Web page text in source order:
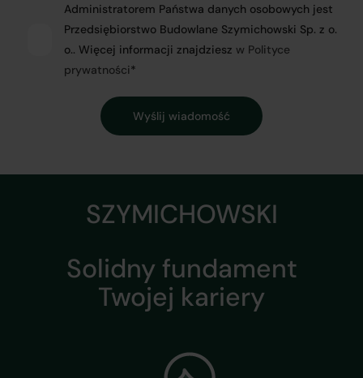
Administratorem Państwa danych osobowych jest
Przedsiębiorstwo Budowlane Szymichowski Sp. z o.
o.. Więcej informacji znajdziesz w Polityce
prywatności*
SZYMICHOWSKI
Solidny fundament
Twojej kariery